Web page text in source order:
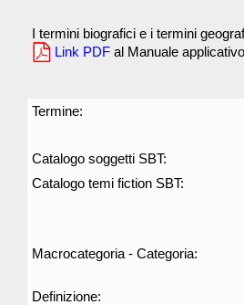
I termini biografici e i termini
Link PDF al Manuale
Termine:
Catalogo soggetti SBT:
Catalogo temi fiction SBT:
Macrocategoria - Categoria:
Definizione: